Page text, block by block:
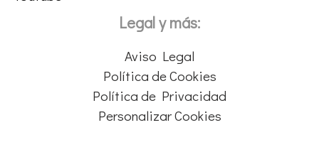
Legal y más:
Aviso Legal
Política de Cookies
Política de Privacidad
Personalizar Cookies